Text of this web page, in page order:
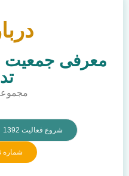
معرفی جمعیت
شروع فعالیت 1392
شماره